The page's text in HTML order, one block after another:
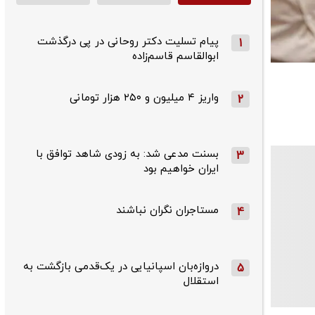
1
پیام تسلیت دکتر روحانی در پی درگذشت
ابوالقاسم قاسم‌زاده
2 واریز ۴ میلیون و ۲۵۰ هزار تومانی
3
بسنت مدعی شد: به زودی شاهد توافق با
ایران خواهیم بود
4 مستاجران نگران نباشند
5
دروازه‌بان اسپانیایی در یک‌قدمی بازگشت به
استقلال